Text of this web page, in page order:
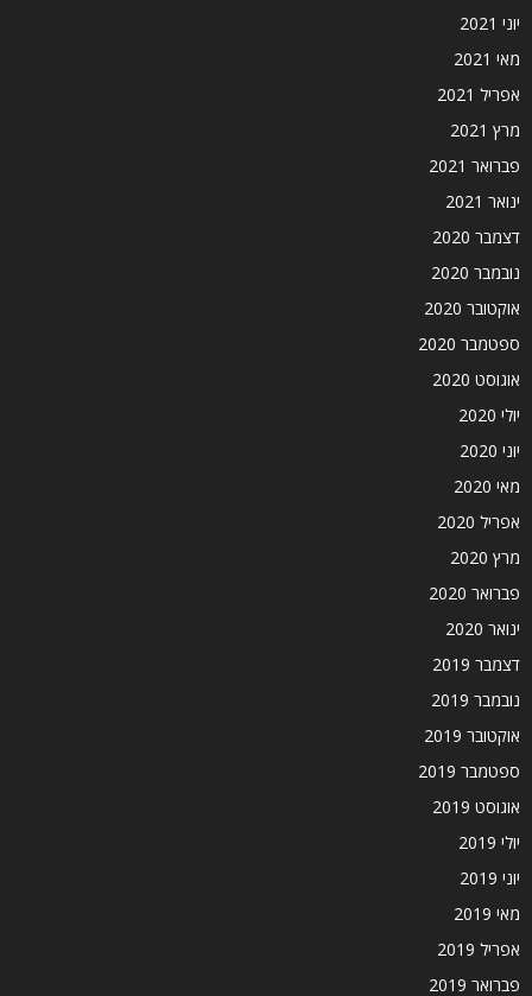
יוני 2021
מאי 2021
אפריל 2021
מרץ 2021
פברואר 2021
ינואר 2021
דצמבר 2020
נובמבר 2020
אוקטובר 2020
ספטמבר 2020
אוגוסט 2020
יולי 2020
יוני 2020
מאי 2020
אפריל 2020
מרץ 2020
פברואר 2020
ינואר 2020
דצמבר 2019
נובמבר 2019
אוקטובר 2019
ספטמבר 2019
אוגוסט 2019
יולי 2019
יוני 2019
מאי 2019
אפריל 2019
פברואר 2019